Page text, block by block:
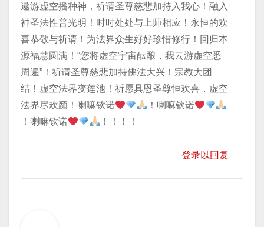
遨游虚空播种神，祈请圣尊慈悲加持入我心！融入
神圣法性普光明！时时处处与上师相应！永恒的欢
喜恭敬与祈请！为法界众生好好珍惜修行！回归本
源福慧圆满！“您将虚空宇宙酝酿，我云游虚空悉
周遍”！祈请圣尊慈悲加持佛法大兴！宗教大团
结！虚空法界变莲池！祈愿具恩圣尊恒欢喜，虚空
法界尽欢颜！喇嘛钦诺
！喇嘛钦诺
！喇嘛钦诺
！！！！
登录以回复